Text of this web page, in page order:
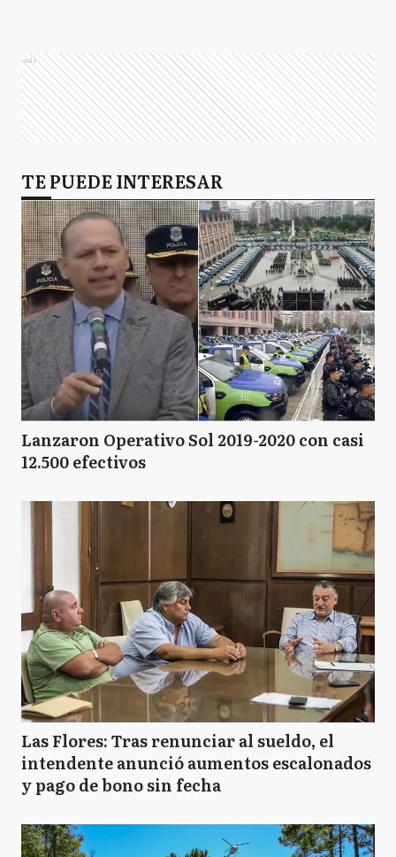
Ads
TE PUEDE INTERESAR
Lanzaron Operativo Sol 2019-2020 con casi
12.500 efectivos
Las Flores: Tras renunciar al sueldo, el
intendente anunció aumentos escalonados
y pago de bono sin fecha